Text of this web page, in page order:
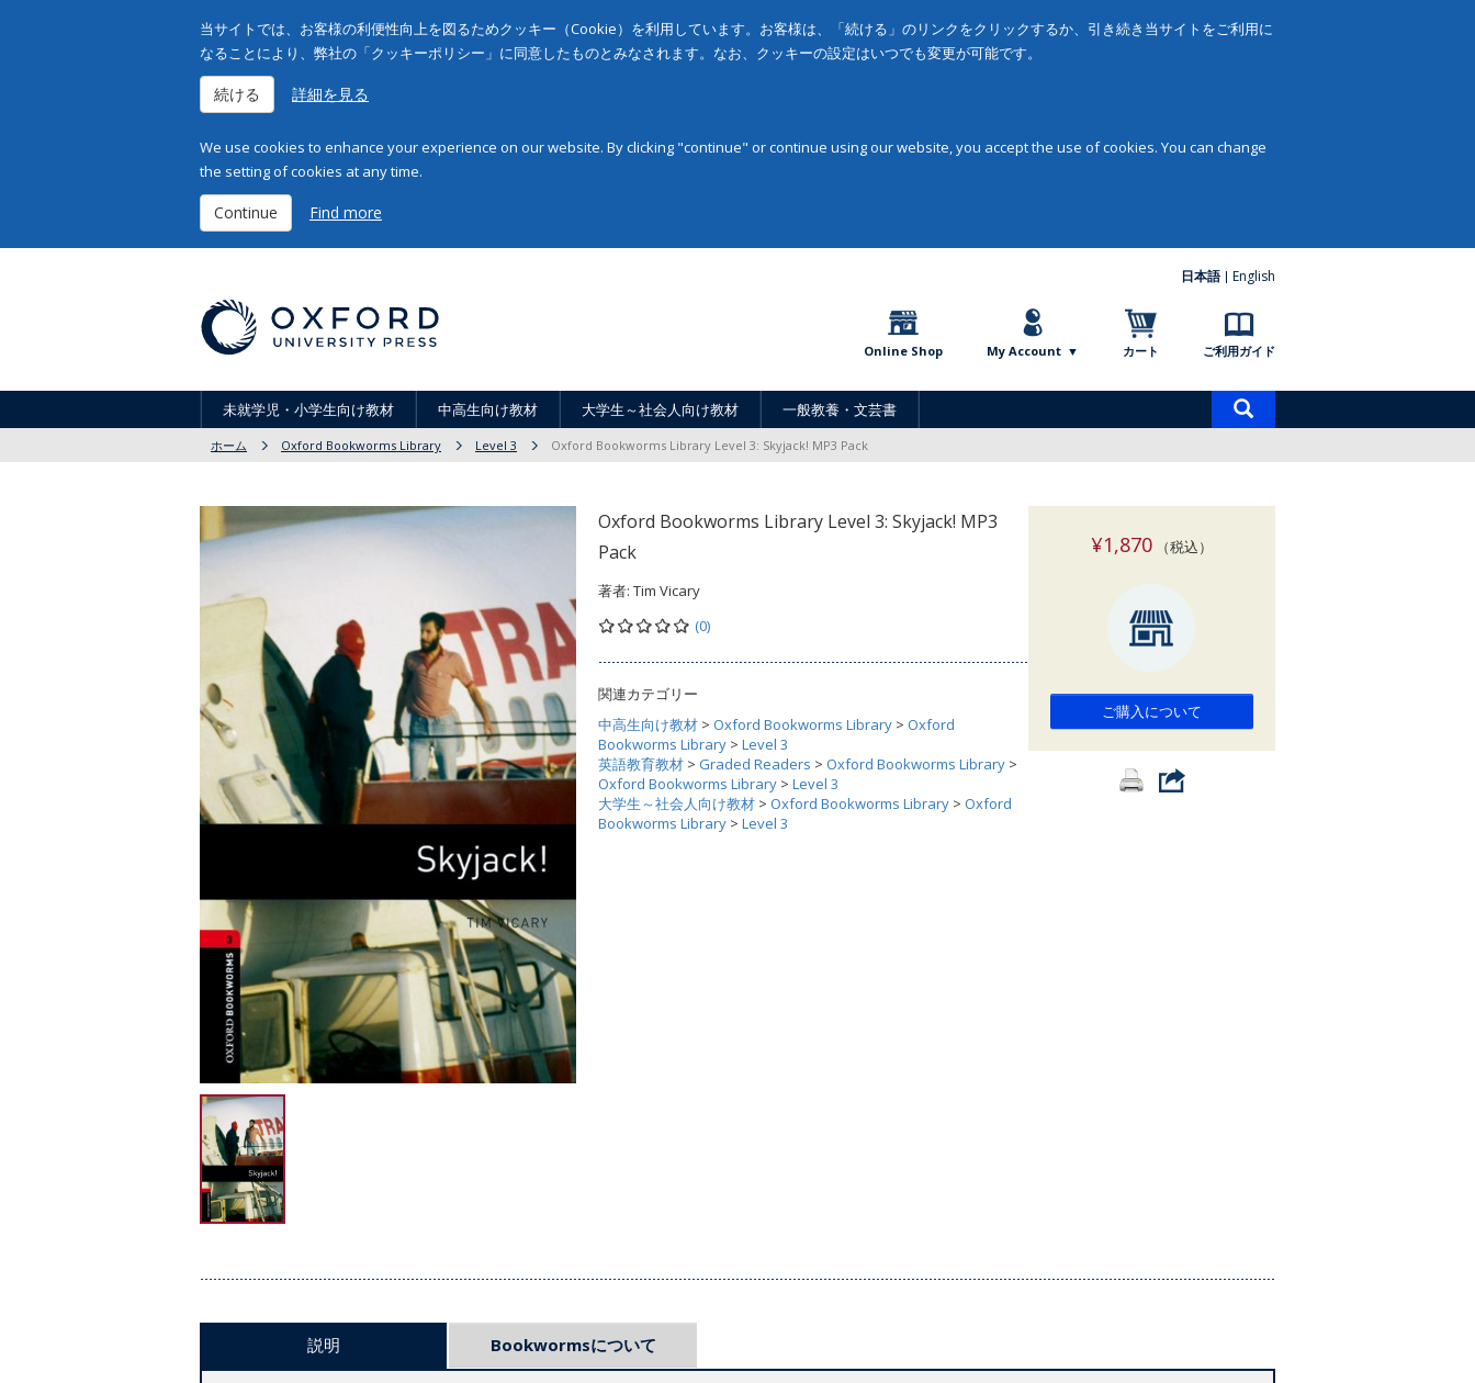
当サイトでは、お客様の利便性向上を図るためクッキー（Cookie）を利用しています。お客様は、「続ける」のリンクをクリックするか、引き続き当サイトをご利用に
なることにより、弊社の「クッキーポリシー」に同意したものとみなされます。なお、クッキーの設定はいつでも変更が可能です。
続ける 詳細を見る
We use cookies to enhance your experience on our website. By clicking "continue" or continue using our website, you accept the use of cookies. You can change
the setting of cookies at any time.
Continue Find more
日本語 English
Online Shop My Account カート ご利用ガイド
未就学児・小学生向け教材 中高生向け教材 大学生～社会人向け教材 一般教養・文芸書
索
ホーム Oxford Bookworms Library Level 3 Oxford Bookworms Library Level 3: Skyjack! MP3 Pack
Oxford Bookworms Library Level 3: Skyjack! MP3
Pack
著者: Tim Vicary
(0)
関連カテゴリー
中高生向け教材 > Oxford Bookworms Library > Oxford
Bookworms Library > Level 3
英語教育教材 > Graded Readers > Oxford Bookworms Library >
Oxford Bookworms Library > Level 3
大学生～社会人向け教材 > Oxford Bookworms Library > Oxford
Bookworms Library > Level 3
¥1,870（税込）
ご購入について
説明 Bookwormsについて